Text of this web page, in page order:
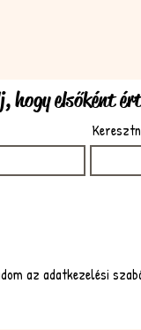
hogy elsőként
az adatkezelési